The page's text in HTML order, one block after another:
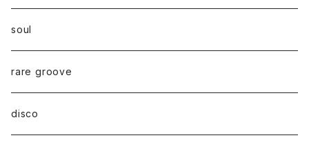
soul
rare groove
disco